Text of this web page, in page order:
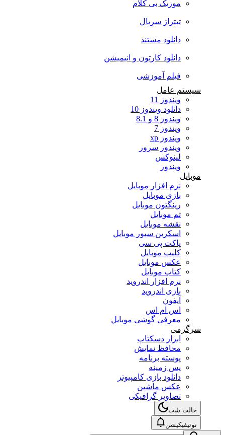
موزیک بی کلام
تیتراژ سریال
دانلود مستند
دانلود کارتون و انیمیشن
فیلم آموزشی
سیستم عامل
ویندوز 11
دانلود ویندوز 10
ویندوز 8 و 8.1
ویندوز 7
ویندوز xp
ویندوز سرور
لینوکس
ویندوز
موبایل
نرم افزار موبایل
بازی موبایل
رینگتون موبایل
تم موبایل
نقشه موبایل
اسکرین سیور موبایل
پاکت پی سی
کلیپ موبایل
عکس موبایل
کتاب موبایل
نرم افزار اندروید
بازی اندروید
آیفون
اس ام اس
معرفی گوشی موبایل
سرگرمی
ابزار دسکتاپ
محافظ نمایش
پوسته برنامه
پس زمینه
دانلود بازی کامپیوتر
عکس ماشین
تصاویر گرافیکی
حالت شب
نوتیفیکیشن